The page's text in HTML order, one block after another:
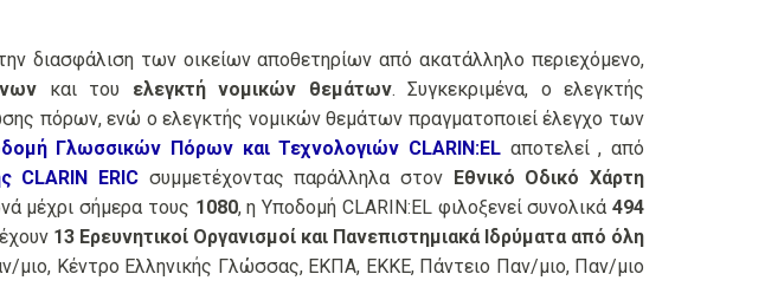
διασφάλιση των οικείων αποθετηρίων από ακατάλληλο περιεχόμενο,
και του ελεγκτή νομικών θεμάτων. Συγκεκριμένα, ο ελεγκτής
πόρων, ενώ ο ελεγκτής νομικών θεμάτων πραγματοποιεί έλεγχο των
Γλωσσικών Πόρων και Τεχνολογιών CLARIN:EL αποτελεί , από
CLARIN ERIC συμμετέχοντας παράλληλα στον Εθνικό Οδικό Χάρτη
μέχρι σήμερα τους 1080, η Υποδομή CLARIN:EL φιλοξενεί συνολικά494
13 Ερευνητικοί Οργανισμοί και Πανεπιστημιακά Ιδρύματα από όλη
μιο, Κέντρο Ελληνικής Γλώσσας, ΕΚΠΑ, ΕΚΚΕ, Πάντειο Παν/μιο, Παν/μιο